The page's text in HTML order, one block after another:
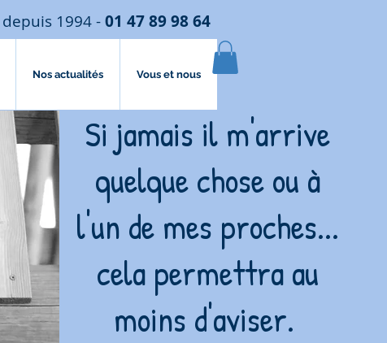
1994 -01 47 89 98 64
Nos actualités Vous et nous
Si jamais il m'arrive
quelque chose ou à
l'un de mes proches...
cela permettra au
moins d'aviser.